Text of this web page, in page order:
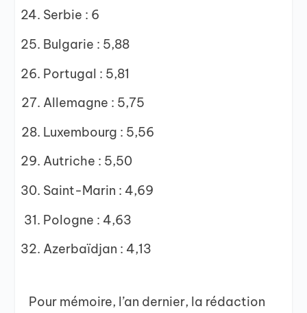
Serbie : 6
Bulgarie : 5,88
Portugal : 5,81
Allemagne : 5,75
Luxembourg : 5,56
Autriche : 5,50
Saint-Marin : 4,69
Pologne : 4,63
Azerbaïdjan : 4,13
Pour mémoire, l’an dernier, la rédaction